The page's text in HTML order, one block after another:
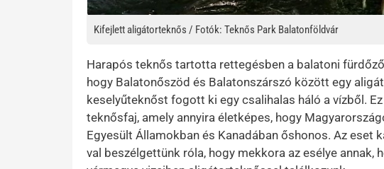
Kifejlett aligátorteknős / Fotók: Teknős Park Balatonföldvár
Harapós teknős tartotta rettegésben a balatoni
hogy Balatonőszöd és Balatonszárszó között egy
keselyűteknőst fogott ki egy csalihalas háló a vízből.
teknősfaj, amely annyira életképes, hogy
Egyesült Államokban és Kanadában őshonos. Az eset
val beszélgettünk róla, hogy mekkora az esélye annak,